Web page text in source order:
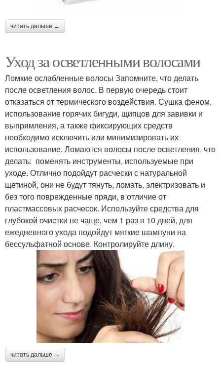
читать дальше →
Уход за осветленными волосами
Ломкие ослабленные волосы Запомните, что делать
после осветления волос. В первую очередь стоит
отказаться от термического воздействия. Сушка феном,
использование горячих бигуди, щипцов для завивки и
выпрямления, а также фиксирующих средств
необходимо исключить или минимизировать их
использование. Ломаются волосы после осветления, что
делать: поменять инструменты, используемые при
уходе. Отлично подойдут расчески с натуральной
щетиной, они не будут тянуть, ломать, электризовать и
без того поврежденные пряди, в отличие от
пластмассовых расчесок. Используйте средства для
глубокой очистки не чаще, чем 1 раз в 10 дней, для
ежедневного ухода подойдут мягкие шампуни на
бессульфатной основе. Контролируйте длину.
читать дальше →